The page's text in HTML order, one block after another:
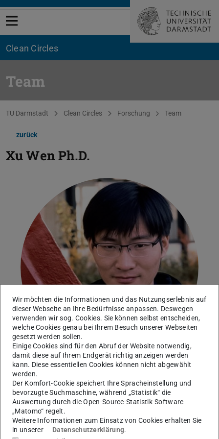
Menü öffnen
Clean Circles
Team
Sie befinden sich hier:
TU Darmstadt Clean Circles Forschung Team
zurück
Xu Wen Ph.D.
Technische Universität Darmstadt
Assoziiertes Mitglied
Arbeitsgebiet(e)
Numerische Untersuchung der laminaren und
Wir möchten die Informationen und das Nutzungserlebnis auf
dieser Webseite an Ihre Bedürfnisse anpassen. Deswegen
verwenden wir sog. Cookies. Sie können selbst entscheiden,
welche Cookies genau bei Ihrem Besuch unserer Webseiten
gesetzt werden sollen.
Einige Cookies sind für den Abruf der Website notwendig,
damit diese auf Ihrem Endgerät richtig anzeigen werden
kann. Diese essentiellen Cookies können nicht abgewählt
werden.
Der Komfort-Cookie speichert Ihre Spracheinstellung und
bevorzugte Suchmaschine, während „Statistik“ die
Auswertung durch die Open-Source-Statistik-Software
„Matomo“ regelt.
Weitere Informationen zum Einsatz von Cookies erhalten Sie
in unserer
Datenschutzerklärung.